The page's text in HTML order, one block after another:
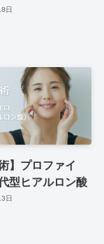
日
】プロファイ
型ヒアルロン酸
日